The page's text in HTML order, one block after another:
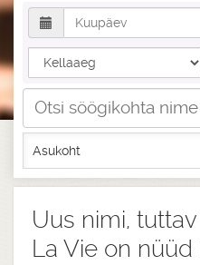
Asukoht
Uus nimi,
La Vie on nüüd